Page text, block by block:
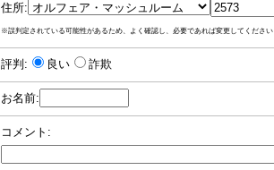
住所:
※誤判定されている可能性があるため、よく確認し、必要であれば変更してください
評判: 良い 詐欺
お名前:
コメント: